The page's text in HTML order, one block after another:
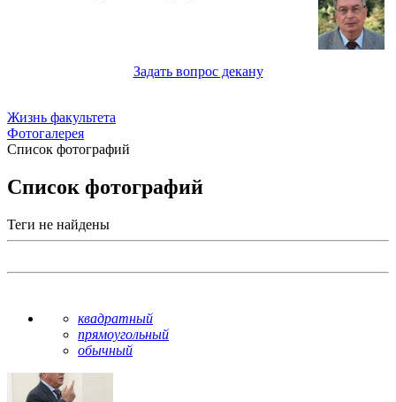
Задать вопрос декану
Жизнь факультета
Фотогалерея
Список фотографий
Список фотографий
Теги не найдены
квадратный
прямоугольный
обычный